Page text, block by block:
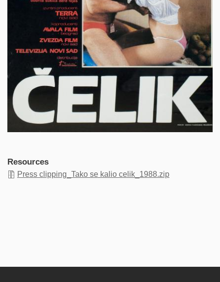
Resources
Press clipping_Tako se kalio celik_1988.zip